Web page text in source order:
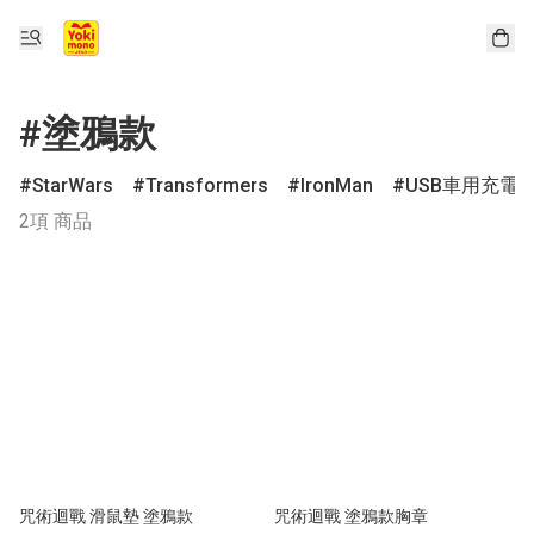
#塗鴉款
StarWars Transformers IronMan
USB車用充電
2項 商品
咒術迴戰 滑鼠墊 塗鴉款 咒術迴戰 塗鴉款胸章